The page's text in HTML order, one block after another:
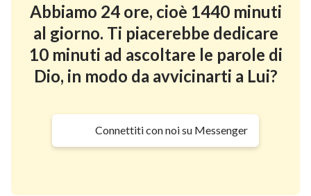
Abbiamo 24 ore, cioè 1440 minuti
al giorno. Ti piacerebbe dedicare
10 minuti ad ascoltare le parole di
Dio, in modo da avvicinarti a Lui?
Connettiti con noi su Messenger